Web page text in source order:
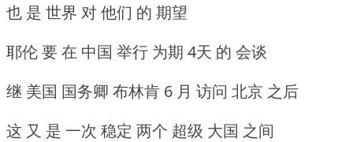
也 是 世界 对 他们 的 期望
耶伦 要 在 中国 举行 为期 4天 的 会谈
继 美国 国务卿 布林肯 6 月 访问 北京 之后
这 又 是 一次 稳定 两个 超级 大国 之间